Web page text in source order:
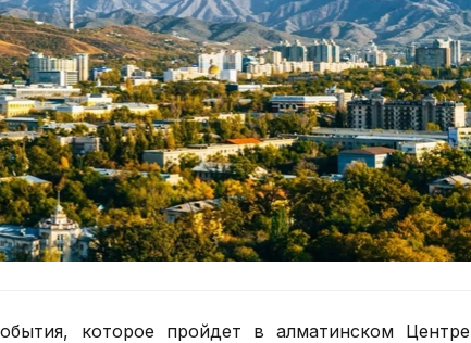
которое пройдет в алматинском Центре